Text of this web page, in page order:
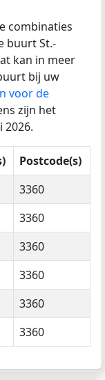
combinaties
buurt St.-
kan in meer
bij uw
voor de
zijn het
Postcode(s)
3360
3360
3360
3360
3360
3360